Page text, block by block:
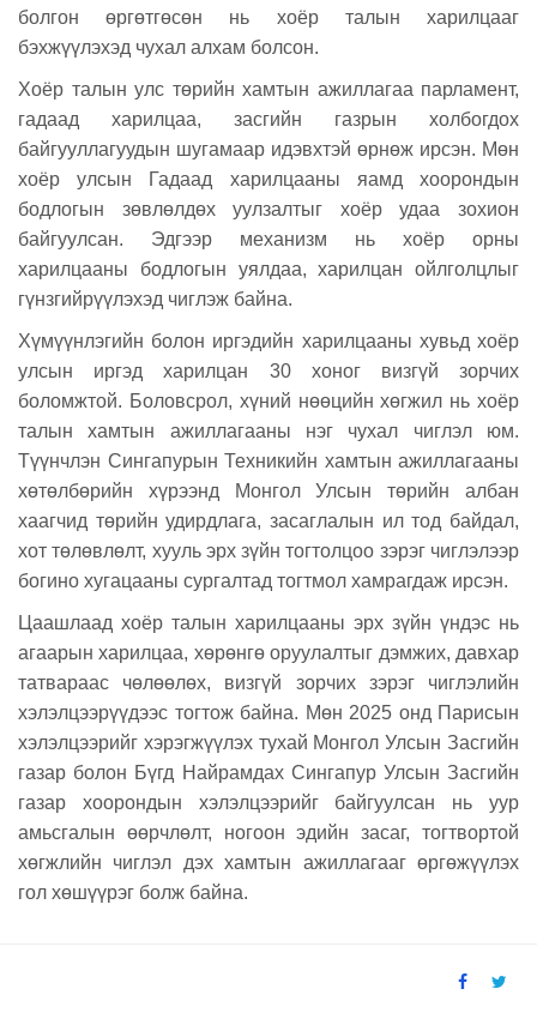
болгон өргөтгөсөн нь хоёр талын харилцааг
бэхжүүлэхэд чухал алхам болсон.
Хоёр талын улс төрийн хамтын ажиллагаа парламент,
гадаад харилцаа, засгийн газрын холбогдох
байгууллагуудын шугамаар идэвхтэй өрнөж ирсэн. Мөн
хоёр улсын Гадаад харилцааны яамд хоорондын
бодлогын зөвлөлдөх уулзалтыг хоёр удаа зохион
байгуулсан. Эдгээр механизм нь хоёр орны
харилцааны бодлогын уялдаа, харилцан ойлголцлыг
гүнзгийрүүлэхэд чиглэж байна.
Хүмүүнлэгийн болон иргэдийн харилцааны хувьд хоёр
улсын иргэд харилцан 30 хоног визгүй зорчих
боломжтой. Боловсрол, хүний нөөцийн хөгжил нь хоёр
талын хамтын ажиллагааны нэг чухал чиглэл юм.
Түүнчлэн Сингапурын Техникийн хамтын ажиллагааны
хөтөлбөрийн хүрээнд Монгол Улсын төрийн албан
хаагчид төрийн удирдлага, засаглалын ил тод байдал,
хот төлөвлөлт, хууль эрх зүйн тогтолцоо зэрэг чиглэлээр
богино хугацааны сургалтад тогтмол хамрагдаж ирсэн.
Цаашлаад хоёр талын харилцааны эрх зүйн үндэс нь
агаарын харилцаа, хөрөнгө оруулалтыг дэмжих, давхар
татвараас чөлөөлөх, визгүй зорчих зэрэг чиглэлийн
хэлэлцээрүүдээс тогтож байна. Мөн 2025 онд Парисын
хэлэлцээрийг хэрэгжүүлэх тухай Монгол Улсын Засгийн
газар болон Бүгд Найрамдах Сингапур Улсын Засгийн
газар хоорондын хэлэлцээрийг байгуулсан нь уур
амьсгалын өөрчлөлт, ногоон эдийн засаг, тогтвортой
хөгжлийн чиглэл дэх хамтын ажиллагааг өргөжүүлэх
гол хөшүүрэг болж байна.